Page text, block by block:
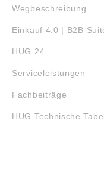
Wegbeschreibung
Einkauf 4.0 | B2B
HUG 24
Serviceleistungen
Fachbeiträge
HUG Technische